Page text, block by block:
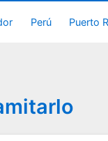
Perú Puerto